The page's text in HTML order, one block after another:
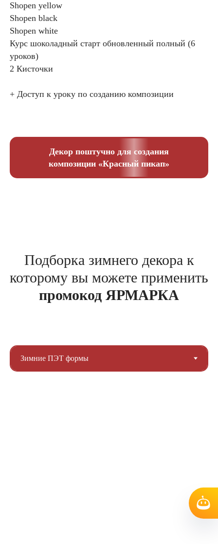
Shopen yellow
Shopen black
Shopen white
Курс шоколадный старт обновленный полный (6
уроков)
2 Кисточки
+ Доступ к уроку по созданию композиции
Декор поштучно для создания
композиции «Красный пикап»
Подборка зимнего декора к
которому вы можете применить
промокод ЯРМАРКА